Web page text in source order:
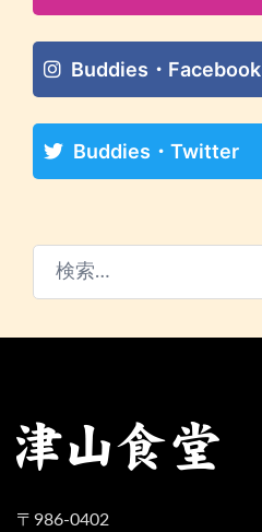
Buddies・Facebook
Buddies・Twitter
索:
〒986-0402